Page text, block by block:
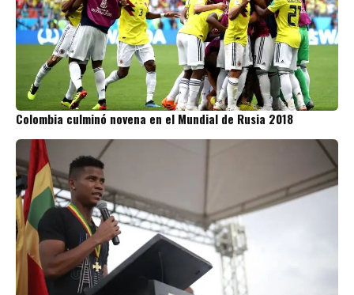
Colombia culminó novena en el Mundial de Rusia 2018